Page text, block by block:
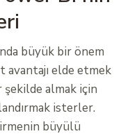
büyük bir önem
avantajı elde etmek
almak için
isterler.
büyülü